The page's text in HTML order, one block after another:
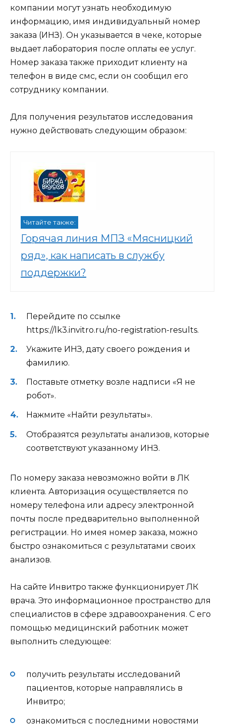
компании могут узнать необходимую
информацию, имя индивидуальный номер
заказа (ИНЗ). Он указывается в чеке, которые
выдает лаборатория после оплаты ее услуг.
Номер заказа также приходит клиенту на
телефон в виде смс, если он сообщил его
сотруднику компании.
Для получения результатов исследования
нужно действовать следующим образом:
Читайте также:
Горячая линия МПЗ «Мясницкий
ряд», как написать в службу
поддержки?
Перейдите по ссылке
https://lk3.invitro.ru/no-registration-results.
Укажите ИНЗ, дату своего рождения и
фамилию.
Поставьте отметку возле надписи «Я не
робот».
Нажмите «Найти результаты».
Отобразятся результаты анализов, которые
соответствуют указанному ИНЗ.
По номеру заказа невозможно войти в ЛК
клиента. Авторизация осуществляется по
номеру телефона или адресу электронной
почты после предварительно выполненной
регистрации. Но имея номер заказа, можно
быстро ознакомиться с результатами своих
анализов.
На сайте Инвитро также функционирует ЛК
врача. Это информационное пространство для
специалистов в сфере здравоохранения. С его
помощью медицинский работник может
выполнить следующее:
получить результаты исследований
пациентов, которые направлялись в
Инвитро;
ознакомиться с последними новостями